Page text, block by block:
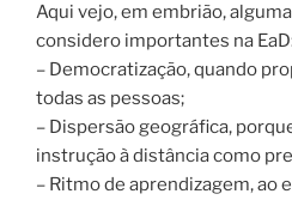
Aqui vejo, em embrião,
considero importantes na
– Democratização, quando
todas as pessoas;
– Dispersão geográfica,
instrução à distância como
– Ritmo de aprendizagem, ao